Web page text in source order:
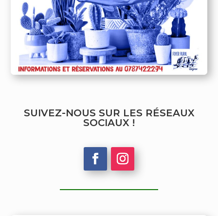
SUIVEZ-NOUS SUR LES RÉSEAUX
SOCIAUX !